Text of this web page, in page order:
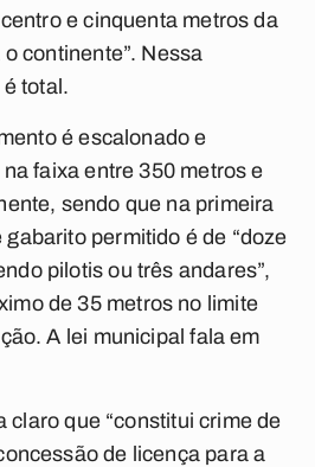
e cinquenta metros da
continente”. Nessa
total.
é escalonado e
faixa entre 350 metros e
sendo que na primeira
permitido é de “doze
pilotis ou três andares”,
de 35 metros no limite
A lei municipal fala em
claro que “constitui crime de
de licença para a